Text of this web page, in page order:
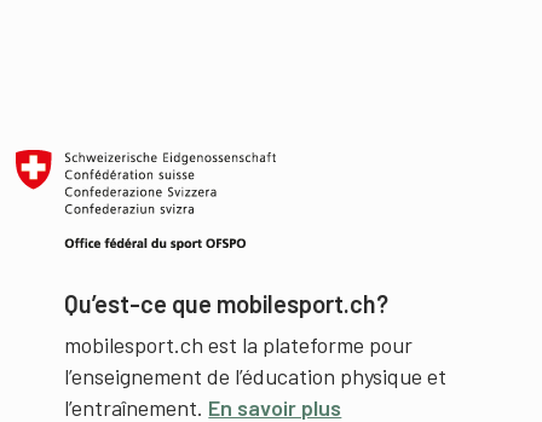
Qu’est-ce que mobilesport.ch?
mobilesport.ch est la plateforme pour
l’enseignement de l’éducation physique et
l’entraînement. En savoir plus